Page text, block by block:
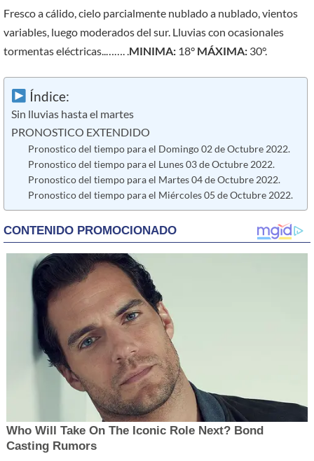
Fresco a cálido, cielo parcialmente nublado a nublado, vientos
variables, luego moderados del sur. Lluvias con ocasionales
tormentas eléctricas..……. . MINIMA: 18° MÁXIMA: 30°.
Índice:
Sin lluvias hasta el martes
PRONOSTICO EXTENDIDO
Pronostico del tiempo para el Domingo 02 de Octubre 2022.
Pronostico del tiempo para el Lunes 03 de Octubre 2022.
Pronostico del tiempo para el Martes 04 de Octubre 2022.
Pronostico del tiempo para el Miércoles 05 de Octubre 2022.